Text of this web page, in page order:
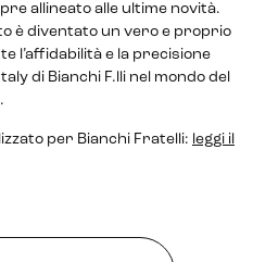
allineato alle ultime novità.
è diventato un vero e proprio
l’affidabilità e la precisione
di Bianchi F.lli nel mondo del
per Bianchi Fratelli: leggi il